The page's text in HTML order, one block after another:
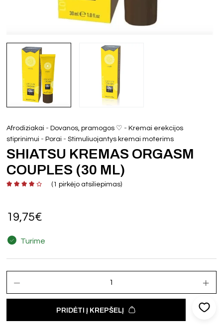
Afrodiziakai -Dovanos, pramogos ♡ -Kremai erekcijos
stiprinimui -Porai -Stimuliuojantys kremai moterims
SHIATSU KREMAS ORGASM
COUPLES (30 ML)
(1 pirkėjo atsiliepimas)
19,75€
Turime
PRIDĖTI Į KREPŠELĮ